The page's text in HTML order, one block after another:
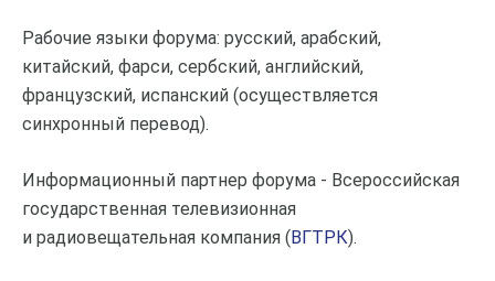
Рабочие языки форума: русский, арабский,
китайский, фарси, сербский, английский,
французский, испанский (осуществляется
синхронный перевод).
Информационный партнер форума - Всероссийская
государственная телевизионная
и радиовещательная компания (ВГТРК).